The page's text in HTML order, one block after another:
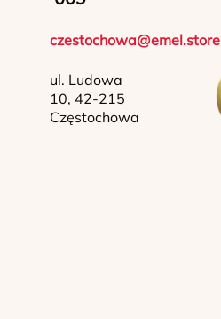
czestochowa@emel.store
ul. Ludowa
10, 42-215
Częstochowa